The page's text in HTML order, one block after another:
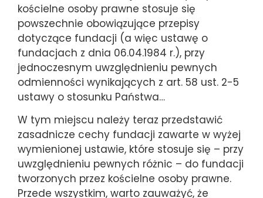
kościelne osoby prawne stosuje się
powszechnie obowiązujące przepisy
dotyczące fundacji (a więc ustawę o
fundacjach z dnia 06.04.1984 r.), przy
jednoczesnym uwzględnieniu pewnych
odmienności wynikających z art. 58 ust. 2-5
ustawy o stosunku Państwa…
W tym miejscu należy teraz przedstawić
zasadnicze cechy fundacji zawarte w wyżej
wymienionej ustawie, które stosuje się – przy
uwzględnieniu pewnych różnic – do fundacji
tworzonych przez kościelne osoby prawne.
Przede wszystkim, warto zauważyć, że